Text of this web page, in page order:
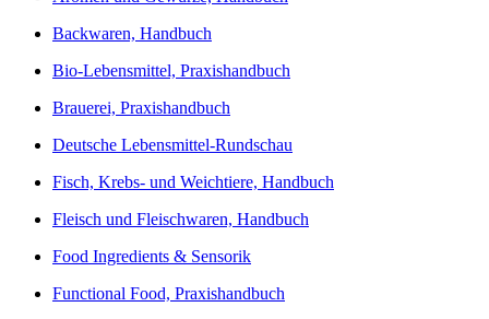
Backwaren, Handbuch
Bio-Lebensmittel, Praxishandbuch
Brauerei, Praxishandbuch
Deutsche Lebensmittel-Rundschau
Fisch, Krebs- und Weichtiere, Handbuch
Fleisch und Fleischwaren, Handbuch
Food Ingredients & Sensorik
Functional Food, Praxishandbuch